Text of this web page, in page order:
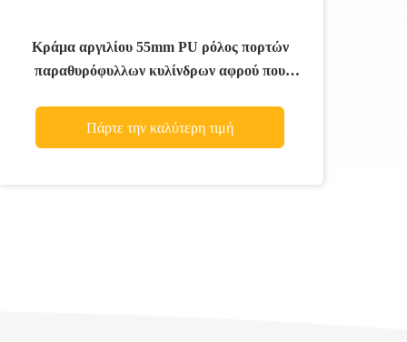
Κράμα αργιλίου 55mm PU ρόλος πορτών
παραθυρόφυλλων κυλίνδρων αφρού που
Πάρτε την καλύτερη τιμή